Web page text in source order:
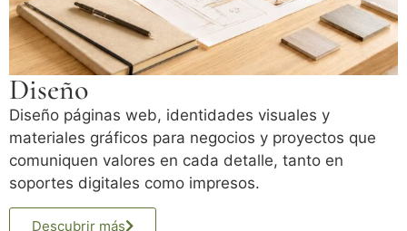
Diseño
Diseño páginas web, identidades visuales y
materiales gráficos para negocios y proyectos que
comuniquen valores en cada detalle, tanto en
soportes digitales como impresos.
Descubrir más